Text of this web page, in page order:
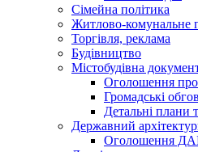
Сімейна політика
Житлово-комунальне
Торгівля, реклама
Будівництво
Містобудівна
Оголошення про
Громадські
Детальні плани
Державний
Оголошення